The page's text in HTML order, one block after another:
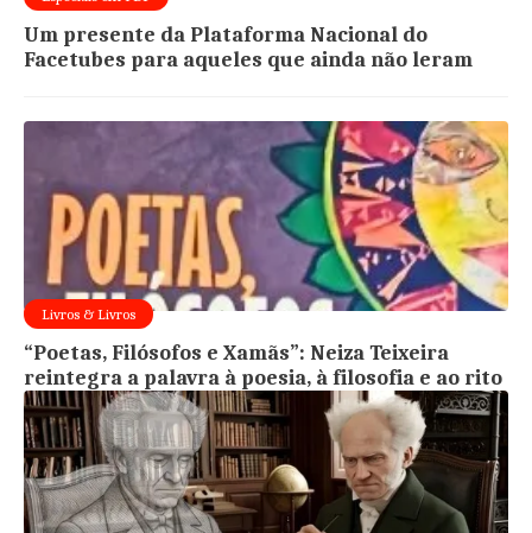
Um presente da Plataforma Nacional do
Facetubes para aqueles que ainda não leram
Livros & Livros
“Poetas, Filósofos e Xamãs”: Neiza Teixeira
reintegra a palavra à poesia, à filosofia e ao rito